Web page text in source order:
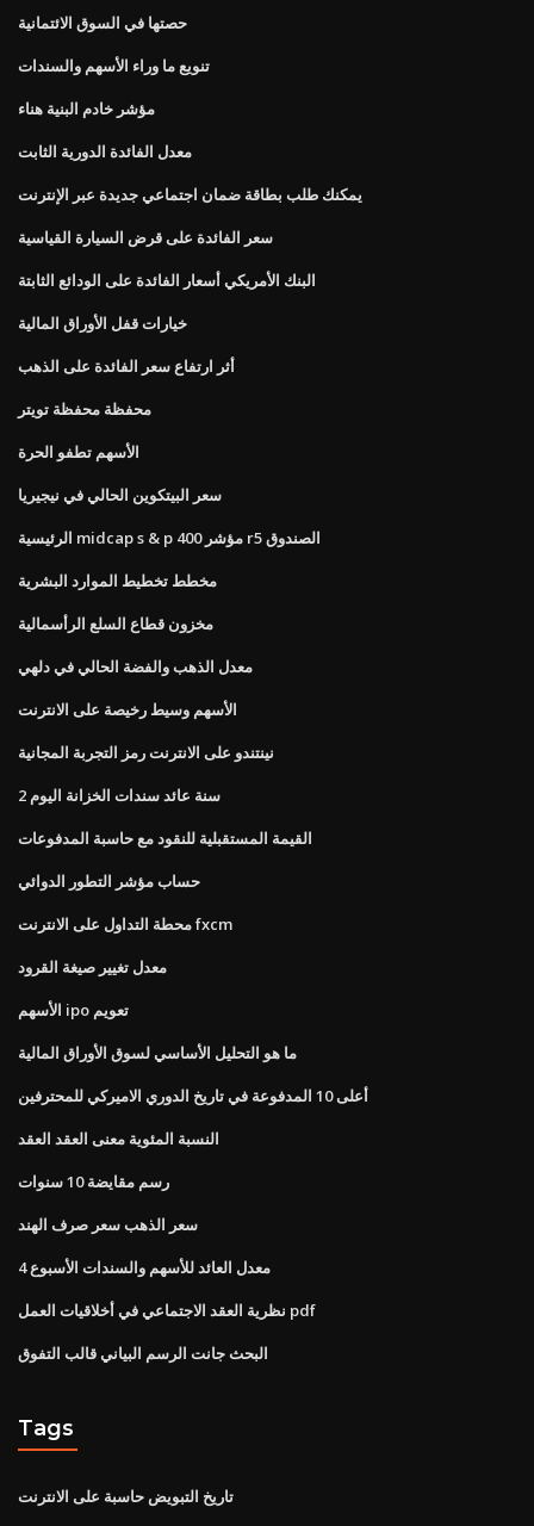
حصتها في السوق الائتمانية
تنويع ما وراء الأسهم والسندات
مؤشر خادم البنية هناء
معدل الفائدة الدورية الثابت
يمكنك طلب بطاقة ضمان اجتماعي جديدة عبر الإنترنت
سعر الفائدة على قرض السيارة القياسية
البنك الأمريكي أسعار الفائدة على الودائع الثابتة
خيارات قفل الأوراق المالية
أثر ارتفاع سعر الفائدة على الذهب
محفظة محفظة تويتر
الأسهم تطفو الحرة
سعر البيتكوين الحالي في نيجيريا
الرئيسية midcap s & p 400 مؤشر r5 الصندوق
مخطط تخطيط الموارد البشرية
مخزون قطاع السلع الرأسمالية
معدل الذهب والفضة الحالي في دلهي
الأسهم وسيط رخيصة على الانترنت
نينتندو على الانترنت رمز التجربة المجانية
2 سنة عائد سندات الخزانة اليوم
القيمة المستقبلية للنقود مع حاسبة المدفوعات
حساب مؤشر التطور الدوائي
محطة التداول على الانترنت fxcm
معدل تغيير صيغة القرود
الأسهم ipo تعويم
ما هو التحليل الأساسي لسوق الأوراق المالية
أعلى 10 المدفوعة في تاريخ الدوري الاميركي للمحترفين
النسبة المئوية معنى العقد العقد
رسم مقايضة 10 سنوات
سعر الذهب سعر صرف الهند
معدل العائد للأسهم والسندات الأسبوع 4
نظرية العقد الاجتماعي في أخلاقيات العمل pdf
البحث جانت الرسم البياني قالب التفوق
Tags
تاريخ التبويض حاسبة على الانترنت